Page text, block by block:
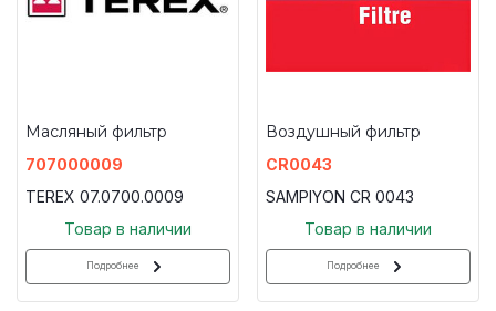
Масляный фильтр
707000009
TEREX 07.0700.0009
Товар в наличии
Подробнее
Воздушный фильтр
CR0043
SAMPIYON CR 0043
Товар в наличии
Подробнее